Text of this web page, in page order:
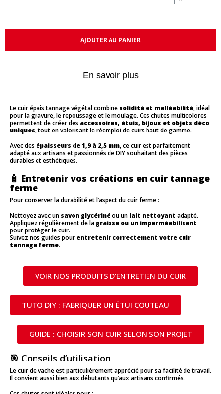
AJOUTER AU PANIER
En savoir plus
Le cuir épais tannage végétal combine solidité et malléabilité, idéal
pour la gravure, le repoussage et le moulage. Ces chutes multicolores
permettent de créer des accessoires, étuis, bijoux et objets déco
uniques, tout en valorisant le réemploi de cuirs haut de gamme.
Avec des épaisseurs de 1,9 à 2,5 mm, ce cuir est parfaitement
adapté aux artisans et passionnés de DIY souhaitant des pièces
durables et esthétiques.
🧴 Entretenir vos créations en cuir tannage
ferme
Pour conserver la durabilité et l’aspect du cuir ferme :
Nettoyez avec un savon glycérinéou un lait nettoyant adapté.
Appliquez régulièrement de la graisse ou un imperméabilisant
pour protéger le cuir.
Suivez nos guides pour entretenir correctement votre cuir
tannage ferme.
VOIR NOS PRODUITS D’ENTRETIEN DU CUIR
TUTO DIY : FABRIQUER UN ÉTUI COUTEAU
GUIDE : CHOISIR SON CUIR SELON SON PROJET
🎯 Conseils d’utilisation
Le cuir de vache est particulièrement apprécié pour sa facilité de travail.
Il convient aussi bien aux débutants qu’aux artisans confirmés.